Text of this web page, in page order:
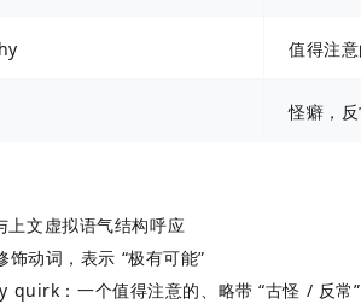
值得注
怪癖，
文虚拟语气结构呼应
动词，表示 “极有可能”
：一个值得注意的、略带 “古怪 / 反常